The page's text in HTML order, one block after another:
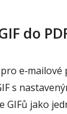
do
s
GIFů jako